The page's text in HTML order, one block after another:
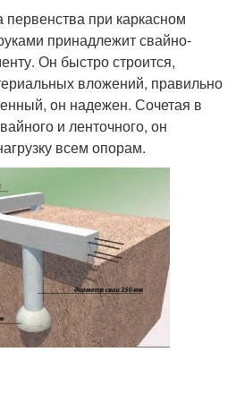
при каркасном
принадлежит свайно-
Он быстро строится,
вложений, правильно
он надежен. Сочетая в
и ленточного, он
всем опорам.